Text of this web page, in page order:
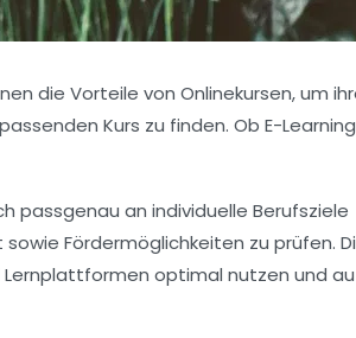
die Vorteile von Onlinekursen, um
Kurs zu finden. Ob E-
passgenau an individuelle Berufsziele
Fördermöglichkeiten zu prüfen.
Lernplattformen optimal nutzen und